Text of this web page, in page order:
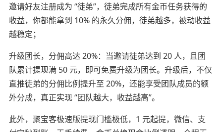
邀请好友注册成为 “徒弟”，徒弟完成所有金币任务获得的
收益，你都能拿到 10% 的永久分佣，徒弟越多，被动收益
越稳定；
升级团长，分佣高达 20%：当邀请徒弟达到 20 人，且团
队累计提现满 50 元，即可免费升级为团长。升级后，不仅
直推徒弟的分佣比例提升至 20%，还能享受团队成员的额
外分成，真正实现 “团队越大，收益越高”。
此外，聚宝客极速版提现门槛极低，1 元起提，微信、支